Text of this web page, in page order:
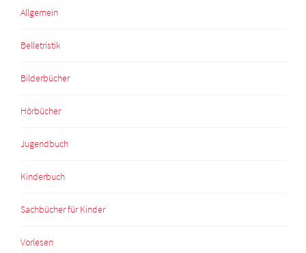
Allgemein
Belletristik
Bilderbücher
Hörbücher
Jugendbuch
Kinderbuch
Sachbücher für Kinder
Vorlesen